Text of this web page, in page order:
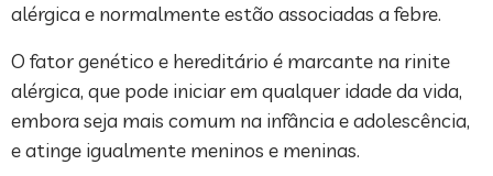
alérgica e normalmente estão associadas a febre.
O fator genético e hereditário é marcante na rinite
alérgica, que pode iniciar em qualquer idade da vida,
embora seja mais comum na infância e adolescência,
e atinge igualmente meninos e meninas.